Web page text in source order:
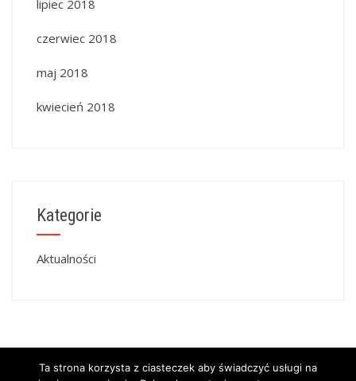
lipiec 2018
czerwiec 2018
maj 2018
kwiecień 2018
Kategorie
Aktualności
Ta strona korzysta z ciasteczek aby świadczyć usługi na